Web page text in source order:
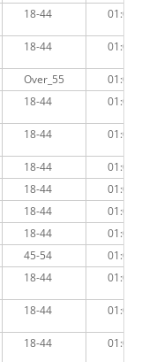
18-44 01:08:21
18-44 01:09:08
Over_55
01:07:51
18-44 01:08:48
18-44 01:08:17
18-44
01:08:17
18-44
01:08:41
18-44
01:08:55
18-44
01:08:42
45-54
01:08:45
18-44 01:09:09
18-44 01:08:58
18-44 01:08:59